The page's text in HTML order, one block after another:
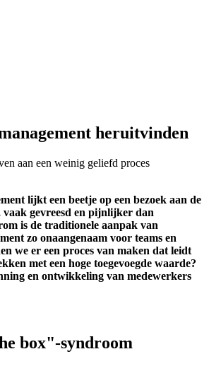
heruitvinden
aan een weinig geliefd proces
lijkt een beetje op een bezoek aan de
gevreesd en pijnlijker dan
is de traditionele aanpak van
zo onaangenaam voor teams en
we er een proces van maken dat leidt
met een hoge toegevoegde waarde?
en ontwikkeling van medewerkers
box"-syndroom